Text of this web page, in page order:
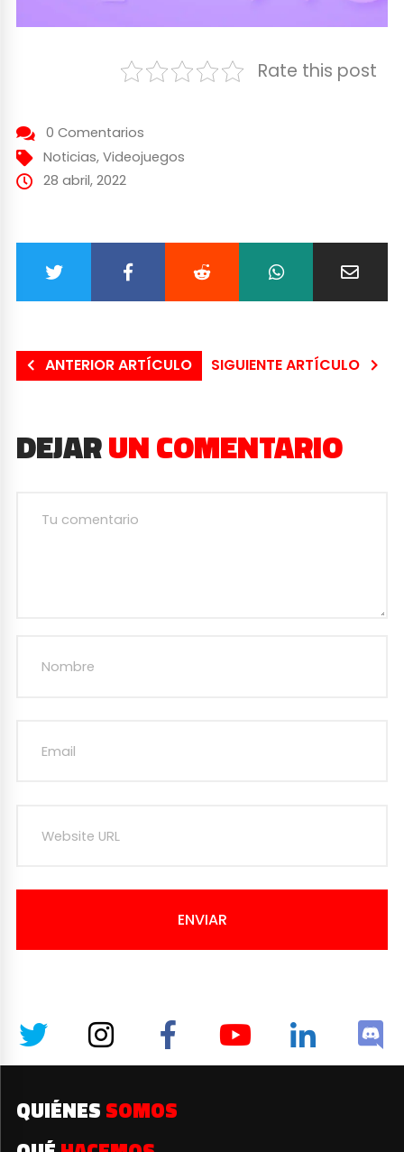
Rate this post
0 Comentarios
Noticias, Videojuegos
28 abril, 2022
ANTERIOR ARTÍCULO SIGUIENTE ARTÍCULO
DEJARUN COMENTARIO
ENVIAR
QUIÉNES SOMOS